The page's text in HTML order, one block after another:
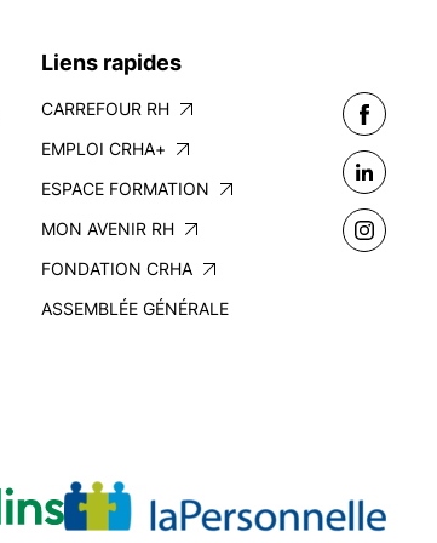
Liens rapides
CARREFOUR RH
EMPLOI CRHA+
ESPACE FORMATION
MON AVENIR RH
FONDATION CRHA
ASSEMBLÉE GÉNÉRALE